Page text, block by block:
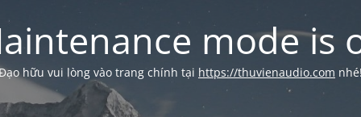
mode is
hữu vui lòng vào trang chính tại https://thuvienaudio.com